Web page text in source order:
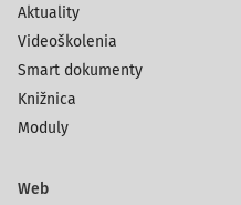
Aktuality
Videoškolenia
Smart dokumenty
Knižnica
Moduly
Web